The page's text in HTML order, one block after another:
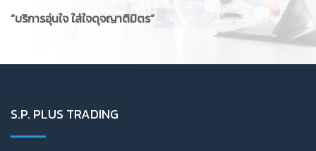
“บริการอุ่นใจ ใส่ใจดุจญาติมิตร”
S.P. PLUS TRADING